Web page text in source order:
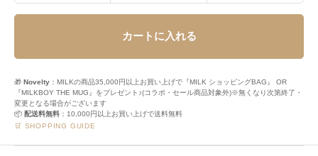
カートに入れる
🎁 Novelty ：MILKの商品35,000円以上お買い上げで『MILK ショッピングBAG』 OR
『MILKBOY THE MUG』をプレゼント♪(コラボ・セール商品対象外)※無くなり次第終了・
変更となる場合がございます
📦 配送料無料 ：10,000円以上お買い上げで送料無料
🛒 SHOPPING GUIDE